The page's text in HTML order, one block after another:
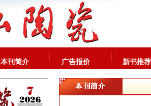
本刊简介 广告报价 新书推荐